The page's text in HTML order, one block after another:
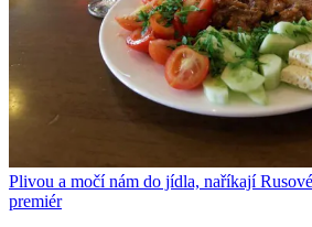
Plivou a močí nám do jídla, naříkají
premiér